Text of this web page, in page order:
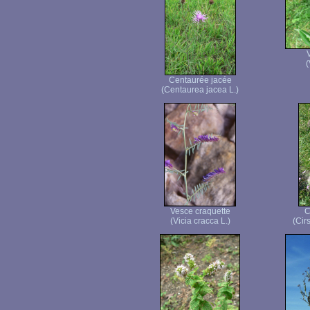
Centaurée jacée
(Centaurea jacea L.)
Vesce craquette
(Vicia cracca L.)